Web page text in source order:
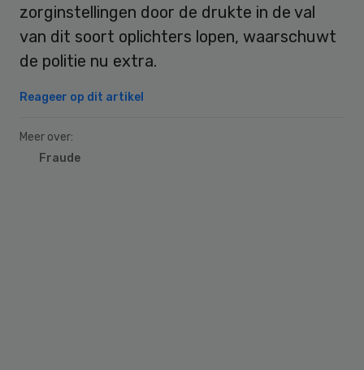
zorginstellingen door de drukte in de val
van dit soort oplichters lopen, waarschuwt
de politie nu extra.
Reageer op dit artikel
Meer over:
Fraude